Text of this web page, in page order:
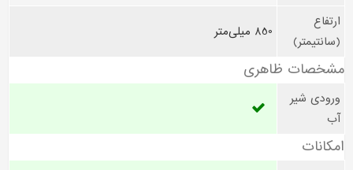
ارتفاع
(سانتیمتر)
850 میلی‌متر
مشخصات ظاهری
ورودی شیر
آب
امکانات